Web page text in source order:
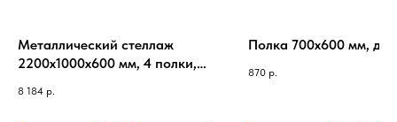
Металлический стеллаж
2200х1000х600 мм, 4 полки,
8 184 р.
Полка 700х600 мм, до
870 р.